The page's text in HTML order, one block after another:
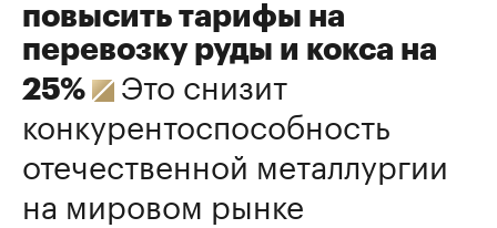
повысить тарифы на
перевозку руды и кокса на
25%
Это снизит
конкурентоспособность
отечественной металлургии
на мировом рынке